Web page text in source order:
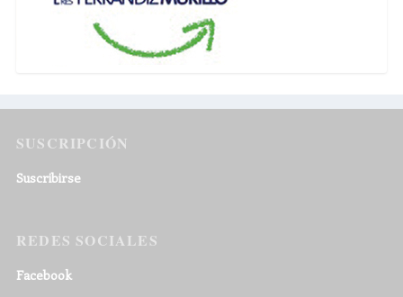
SUSCRIPCIÓN
Suscribirse
REDES SOCIALES
Facebook